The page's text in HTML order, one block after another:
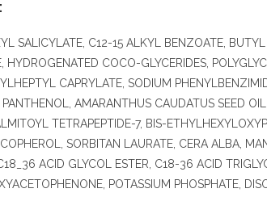
SALICYLATE, C12-15 ALKYL BENZOATE,
COCO-GLYCERIDES,
CAPRYLATE, SODIUM
PANTHENOL, AMARANTHUS CAUDATUS SEED
TETRAPEPTIDE-7, BIS-
SORBITAN LAURATE, CERA ALBA,
ACID GLYCOL ESTER, C18-36 ACID
POTASSIUM PHOSPHATE,